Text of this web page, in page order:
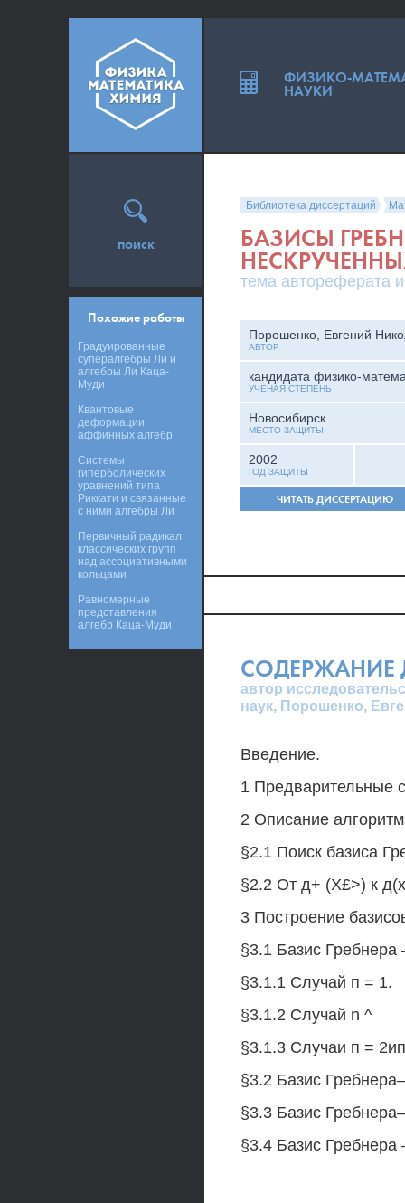
Библиотека диссертаций
БАЗИСЫ
тема автореферата
Порошенко, Евгений
АВТОР
кандидата физико-
УЧЕНАЯ СТЕПЕНЬ
Новосибирск
МЕСТО ЗАЩИТЫ
2002
ГОД ЗАЩИТЫ
ЧИТАТЬ ДИССЕРТАЦИЮ
СОДЕРЖАНИЕ
автор
наук, Порошенко,
Введение.
1 Предварительные
2 Описание
§2.1 Поиск базиса
§2.2 От д+ (Х£>) к
3 Построение
§3.1 Базис
§3.1.1 Случай п = 1.
§3.1.2 Случай n ^
§3.1.3 Случаи п =
§3.2 Базис
§3.3 Базис
§3.4 Базис
поиск
Похожие работы
Градуированные
супералгебры Ли и
алгебры Ли Каца-
Муди
Квантовые
деформации
аффинных алгебр
Системы
гиперболических
уравнений типа
Риккати и связанные
с ними алгебры Ли
Первичный радикал
классических групп
над ассоциативными
кольцами
Равномерные
представления
алгебр Каца-Муди
ФИЗИКО-
НАУКИ